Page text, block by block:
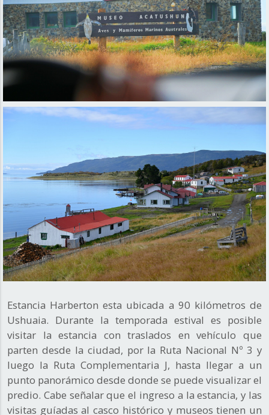
Estancia Harberton esta ubicada a 90 kilómetros de
Ushuaia. Durante la temporada estival es posible
visitar la estancia con traslados en vehículo que
parten desde la ciudad, por la Ruta Nacional Nº 3 y
luego la Ruta Complementaria J, hasta llegar a un
punto panorámico desde donde se puede visualizar el
predio. Cabe señalar que el ingreso a la estancia, y las
visitas guíadas al casco histórico y museos tienen un